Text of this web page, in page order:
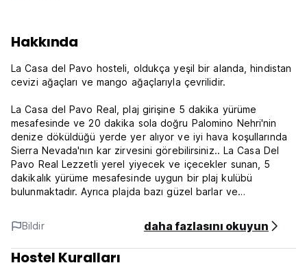
Hakkında
La Casa del Pavo hosteli, oldukça yeşil bir alanda, hindistan
cevizi ağaçları ve mango ağaçlarıyla çevrilidir.
La Casa del Pavo Real, plaj girişine 5 dakika yürüme
mesafesinde ve 20 dakika sola doğru Palomino Nehri'nin
denize döküldüğü yerde yer alıyor ve iyi hava koşullarında
Sierra Nevada'nın kar zirvesini görebilirsiniz.. La Casa Del
Pavo Real Lezzetli yerel yiyecek ve içecekler sunan, 5
dakikalık yürüme mesafesinde uygun bir plaj kulübü
bulunmaktadır. Ayrıca plajda bazı güzel barlar ve
yürüyüşle ulaşılabilen Palomino'nun ana yolu da
bulunmaktadır.
La Casa del Pavo Real
Bildir daha fazlasını okuyun
Hostel Kuralları